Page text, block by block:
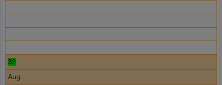
32
Aug.